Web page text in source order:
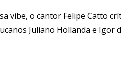
vibe, o cantor Felipe Catto
Juliano Hollanda e Igor